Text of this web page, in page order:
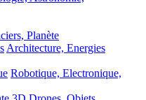
Planète
Architecture, Energies
Robotique, Electronique,